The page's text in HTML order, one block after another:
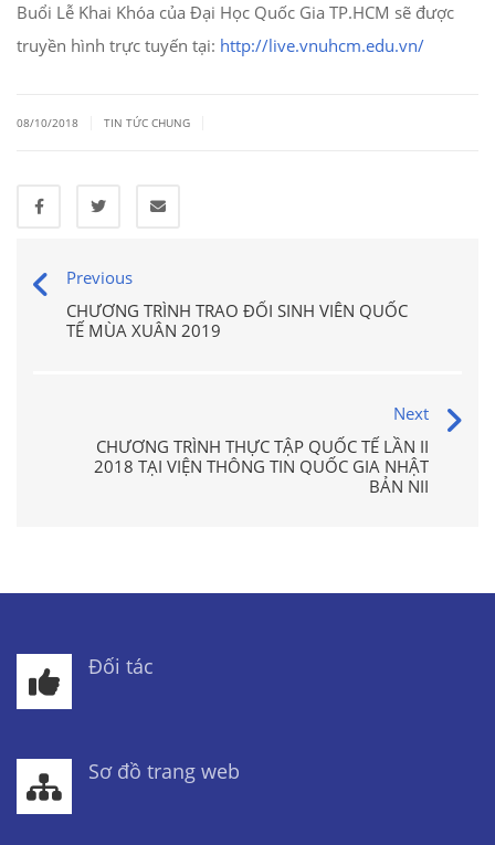
Buổi Lễ Khai Khóa của Đại Học Quốc Gia TP.HCM sẽ được
truyền hình trực tuyến tại: http://live.vnuhcm.edu.vn/
08/10/2018 TIN TỨC CHUNG
Previous
CHƯƠNG TRÌNH TRAO ĐỔI SINH VIÊN QUỐC
TẾ MÙA XUÂN 2019
Next
CHƯƠNG TRÌNH THỰC TẬP QUỐC TẾ LẦN II
2018 TẠI VIỆN THÔNG TIN QUỐC GIA NHẬT
BẢN NII
Đối tác
Sơ đồ trang web